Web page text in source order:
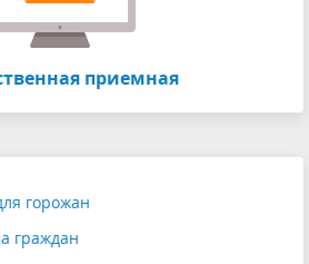
приемная
горожан
граждан